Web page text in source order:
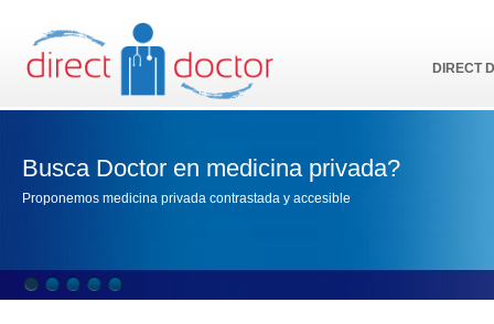
DIRECT
Busca Doctor en medicina privada?
Proponemos medicina privada contrastada y accesible